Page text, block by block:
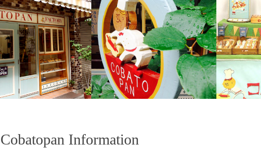
Cobatopan Information